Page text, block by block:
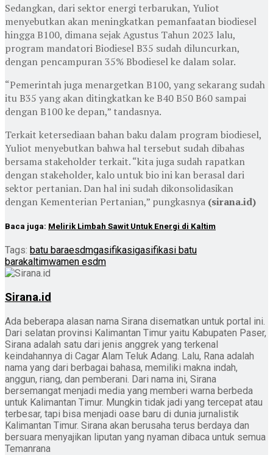
Sedangkan, dari sektor energi terbarukan, Yuliot
menyebutkan akan meningkatkan pemanfaatan biodiesel
hingga B100, dimana sejak Agustus Tahun 2023 lalu,
program mandatori Biodiesel B35 sudah diluncurkan,
dengan pencampuran 35% Bbodiesel ke dalam solar.
“Pemerintah juga menargetkan B100, yang sekarang sudah
itu B35 yang akan ditingkatkan ke B40 B50 B60 sampai
dengan B100 ke depan,” tandasnya.
Terkait ketersediaan bahan baku dalam program biodiesel,
Yuliot menyebutkan bahwa hal tersebut sudah dibahas
bersama stakeholder terkait. “kita juga sudah rapatkan
dengan stakeholder, kalo untuk bio ini kan berasal dari
sektor pertanian. Dan hal ini sudah dikonsolidasikan
dengan Kementerian Pertanian,” pungkasnya (sirana.id)
Baca juga: Melirik Limbah Sawit Untuk Energi di Kaltim
Tags: batu baraesdmgasifikasigasifikasi batu
barakaltimwamen esdm
Sirana.id
Ada beberapa alasan nama Sirana disematkan untuk portal ini.
Dari selatan provinsi Kalimantan Timur yaitu Kabupaten Paser,
Sirana adalah satu dari jenis anggrek yang terkenal
keindahannya di Cagar Alam Teluk Adang. Lalu, Rana adalah
nama yang dari berbagai bahasa, memiliki makna indah,
anggun, riang, dan pemberani. Dari nama ini, Sirana
bersemangat menjadi media yang memberi warna berbeda
untuk Kalimantan Timur. Mungkin tidak jadi yang tercepat atau
terbesar, tapi bisa menjadi oase baru di dunia jurnalistik
Kalimantan Timur. Sirana akan berusaha terus berdaya dan
bersuara menyajikan liputan yang nyaman dibaca untuk semua
Temanrana